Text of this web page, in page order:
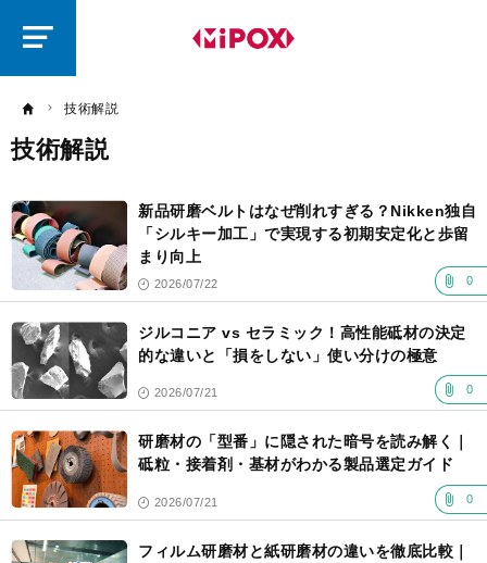
技術解説
技術解説
新品研磨ベルトはなぜ削れすぎる？Nikken独自
「シルキー加工」で実現する初期安定化と歩留
まり向上
2026/07/22 0
ジルコニア vs セラミック！高性能砥材の決定
的な違いと「損をしない」使い分けの極意
2026/07/21 0
研磨材の「型番」に隠された暗号を読み解く｜
砥粒・接着剤・基材がわかる製品選定ガイド
2026/07/21 0
フィルム研磨材と紙研磨材の違いを徹底比較｜